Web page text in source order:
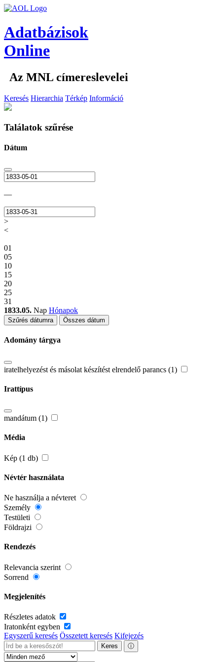
Adatbázisok
Online
Az MNL címereslevelei
Keresés Hierarchia Térkép Információ
Találatok szűrése
Dátum
—
>
<
01
05
10
15
20
25
31
1833.05. Nap Hónapok
Szűrés dátumra Összes dátum
Adomány tárgya
iratelhelyezést és másolat készítést elrendelő parancs (1)
Irattípus
mandátum (1)
Média
Kép (1 db)
Névtér használata
Ne használja a névteret
Személy
Testületi
Földrajzi
Rendezés
Relevancia szerint
Sorrend
Megjelenítés
Részletes adatok
Iratonként egyben
Egyszerű keresés Összetett keresés Kifejezés
Keres ⓘ